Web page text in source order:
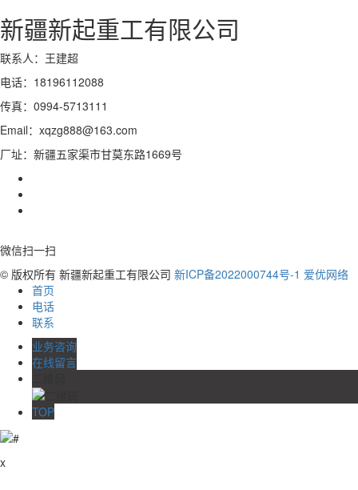
新疆新起重工有限公司
联系人：王建超
电话：18196112088
传真：0994-5713111
Email：xqzg888@163.com
厂址：新疆五家渠市甘莫东路1669号
微信扫一扫
© 版权所有 新疆新起重工有限公司 新ICP备2022000744号-1 爱优网络
首页
电话
联系
业务咨询
在线留言
TOP
x